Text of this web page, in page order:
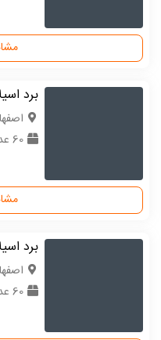
برد
60 عدد
برد
60 عدد